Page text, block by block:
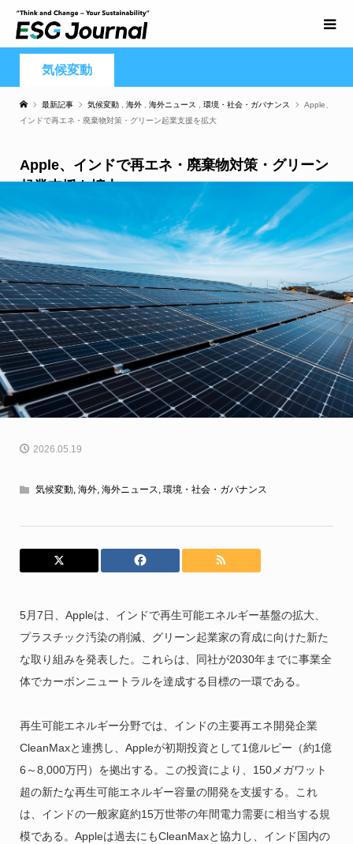
気候変動
最新記事 気候変動 海外 海外ニュース 環境・社会・ガバナンス
Apple、
インドで再エネ・廃棄物対策・グリーン起業支援を拡大
Apple、インドで再エネ・廃棄物対策・グリーン
起業支援を拡大
2026.05.19
気候変動, 海外, 海外ニュース, 環境・社会・ガバナンス
5月7日、Appleは、インドで再生可能エネルギー基盤の拡大、
プラスチック汚染の削減、グリーン起業家の育成に向けた新た
な取り組みを発表した。これらは、同社が2030年までに事業全
体でカーボンニュートラルを達成する目標の一環である。
再生可能エネルギー分野では、インドの主要再エネ開発企業
CleanMaxと連携し、Appleが初期投資として1億ルピー（約1億
6～8,000万円）を拠出する。この投資により、150メガワット
超の新たな再生可能エネルギー容量の開発を支援する。これ
は、インドの一般家庭約15万世帯の年間電力需要に相当する規
模である。Appleは過去にもCleanMaxと協力し、インド国内の